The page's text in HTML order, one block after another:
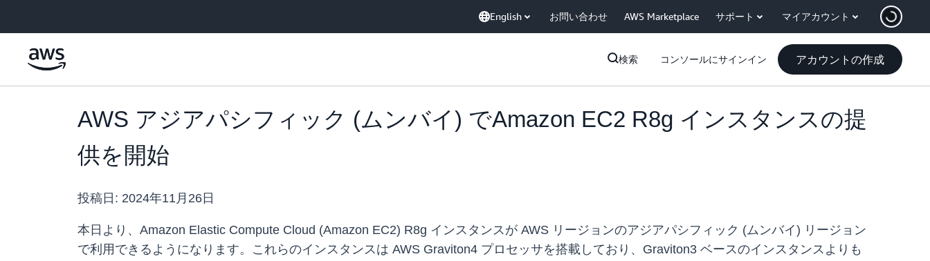
English お問い合わせ AWS Marketplace サポート マイアカウント
検索 コンソールにサインイン アカウントの作成
AWS アジアパシフィック (ムンバイ) でAmazon EC2 R8g インスタンスの提
供を開始
投稿日: 2024年11月26日
本日より、Amazon Elastic Compute Cloud (Amazon EC2) R8g インスタンスが AWS リージョンのアジアパシフィック (ムンバイ) リージョン
で利用できるようになります。これらのインスタンスは AWS Graviton4 プロセッサを搭載しており、Graviton3 ベースのインスタンスよりも